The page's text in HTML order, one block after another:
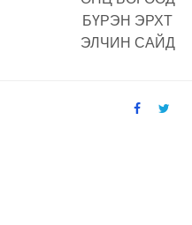
БҮРЭН ЭРХТ
ЭЛЧИН САЙД